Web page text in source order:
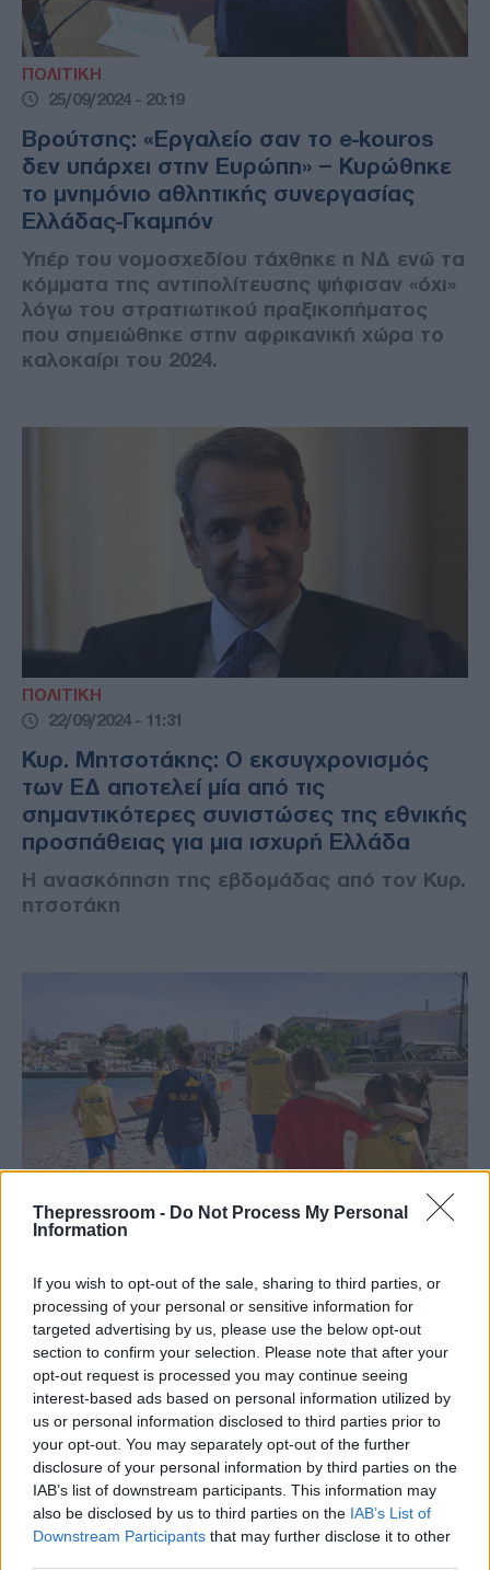
Thepressroom - Do Not Process My Personal
Information
If you wish to opt-out of the sale, sharing to third parties, or
processing of your personal or sensitive information for
targeted advertising by us, please use the below opt-out
section to confirm your selection. Please note that after your
opt-out request is processed you may continue seeing
interest-based ads based on personal information utilized by
us or personal information disclosed to third parties prior to
your opt-out. You may separately opt-out of the further
disclosure of your personal information by third parties on the
IAB’s list of downstream participants. This information may
also be disclosed by us to third parties on the IAB’s List of
Downstream Participants that may further disclose it to other
ΠΟΛΙΤΙΚΗ
25/09/2024 - 20:19
Βρούτσης: «Εργαλείο σαν το e-kouros
δεν υπάρχει στην Ευρώπη» – Κυρώθηκε
το μνημόνιο αθλητικής συνεργασίας
Ελλάδας-Γκαμπόν
Υπέρ του νομοσχεδίου τάχθηκε η ΝΔ ενώ τα
κόμματα της αντιπολίτευσης ψήφισαν «όχι»
λόγω του στρατιωτικού πραξικοπήματος
που σημειώθηκε στην αφρικανική χώρα το
καλοκαίρι του 2024.
ΠΟΛΙΤΙΚΗ
22/09/2024 - 11:31
Κυρ. Μητσοτάκης: Ο εκσυγχρονισμός
των ΕΔ αποτελεί μία από τις
σημαντικότερες συνιστώσες της εθνικής
προσπάθειας για μια ισχυρή Ελλάδα
Η ανασκόπηση της εβδομάδας από τον Κυρ.
ητσοτάκη
SPORTS
Οι Αθλητικές Ακαδημίες ΟΠΑΠ δίπλα σε
κάθε παιδί σε κάθε γωνιά της Ελλάδας
Μικροί αθλητές, γονείς και προπονητές από
τον Φιλοπρόοδο Όμιλο Βροντάδου της Χίου
μιλούν για τα οφέλη από τη συμμετοχή τους
στο πρόγραμμα